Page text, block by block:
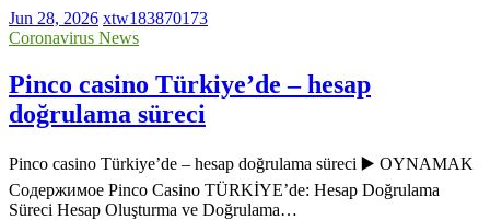
Jun 28, 2026 xtw183870173
Coronavirus News
Pinco casino Türkiye’de – hesap
doğrulama süreci
Pinco casino Türkiye’de – hesap doğrulama süreci ▶️ OYNAMAK
Содержимое Pinco Casino TÜRKİYE’de: Hesap Doğrulama
Süreci Hesap Oluşturma ve Doğrulama…